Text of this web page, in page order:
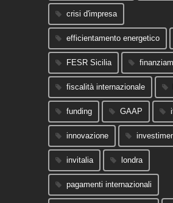
crisi d'impresa
efficientamento energetico
FESR Sicilia
fiscalità internazionale
funding GAAP
innovazione
invitalia londra
pagamenti internazionali